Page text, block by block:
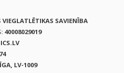
VIEGLATLĒTIKAS SAVIENĪBA
40008029019
LV-1009